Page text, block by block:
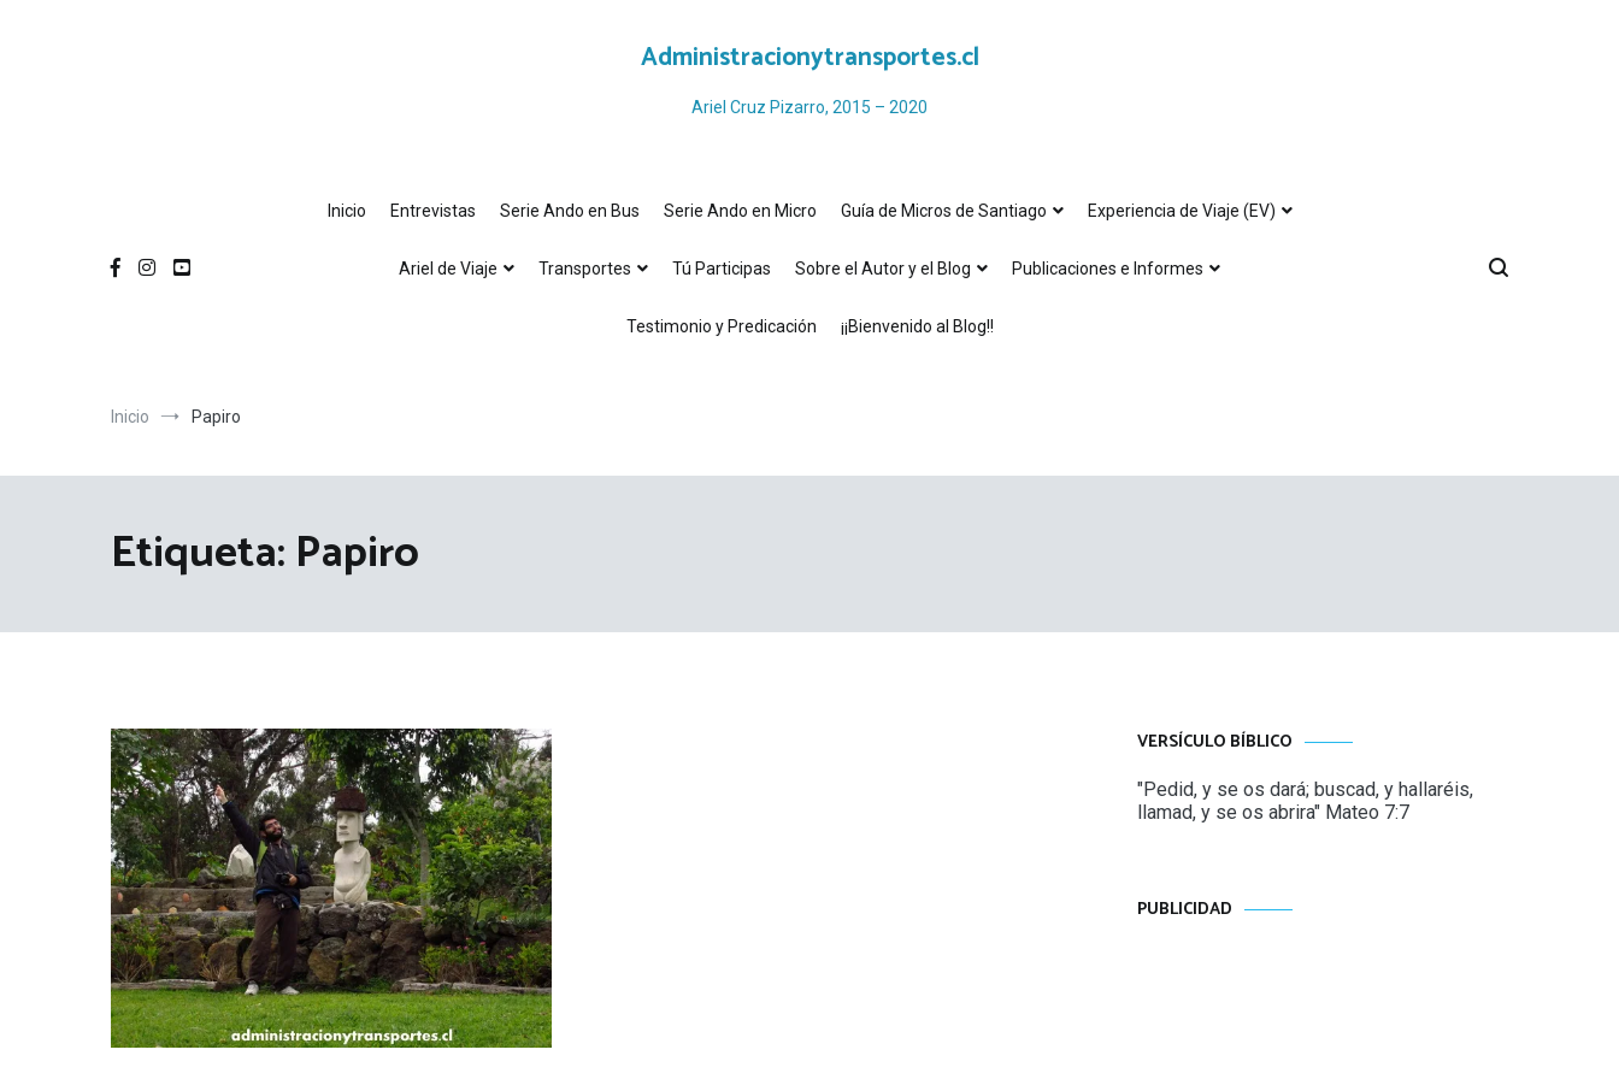
Administracionytransportes.cl
Ariel Cruz Pizarro, 2015 – 2020
Inicio Entrevistas Serie Ando en Bus Serie Ando en Micro Guía de Micros de Santiago Experiencia de Viaje (EV)
Ariel de Viaje Transportes Tú Participas Sobre el Autor y el Blog Publicaciones e Informes
Testimonio y Predicación ¡¡Bienvenido al Blog!!
Inicio Papiro
Etiqueta: Papiro
VERSÍCULO BÍBLICO
"Pedid, y se os dará; buscad, y hallaréis,
llamad, y se os abrira" Mateo 7:7
PUBLICIDAD